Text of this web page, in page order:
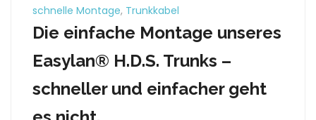
schnelle Montage, Trunkkabel
Die einfache Montage unseres
Easylan® H.D.S. Trunks –
schneller und einfacher geht